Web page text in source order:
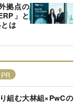
拠点の
」と
は
組む大林組×PwCの